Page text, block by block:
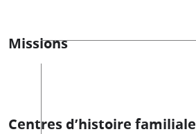
Missions
Centres d’histoire familiale